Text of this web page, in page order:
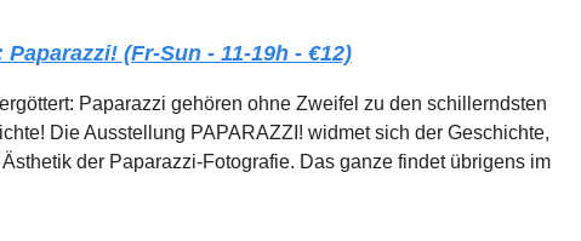
(Fr-Sun - 11-19h - €12)
Paparazzi gehören ohne Zweifel zu den schillerndsten
Die Ausstellung PAPARAZZI! widmet sich der Geschichte,
der Paparazzi-Fotografie. Das ganze findet übrigens im